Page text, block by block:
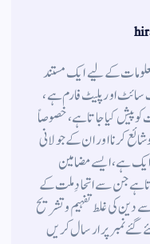
کے لیے ایک مستند
اور پلیٹ فارم ہے ،
پیش کیا جاتا ہے ، خصوصاً
کرنا اور ان کے جولانی
ہے ، ایسے مضامین
جن سے اتحادِ ملت کے
دین کی غلط تفہیم وتشریح
گئے نمبر پر ارسال کریں